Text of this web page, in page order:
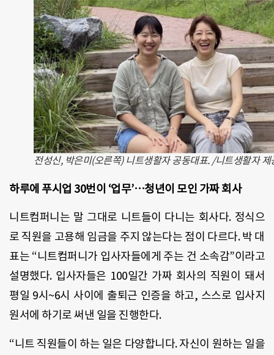
전성신, 박은미(오른쪽) 니트생활자 공동대표. /니트생활자 제
하루에 푸시업 30번이 ‘업무’…청년이 모인 가짜 회사
니트컴퍼니는 말 그대로 니트들이 다니는 회사다. 정식으
로 직원을 고용해 임금을 주지 않는다는 점이 다르다. 박 대
표는 “니트컴퍼니가 입사자들에게 주는 건 소속감”이라고
설명했다. 입사자들은 100일간 가짜 회사의 직원이 돼서
평일 9시~6시 사이에 출퇴근 인증을 하고, 스스로 입사지
원서에 하기로 써낸 일을 진행한다.
“니트 직원들이 하는 일은 다양합니다. 자신이 원하는 일을